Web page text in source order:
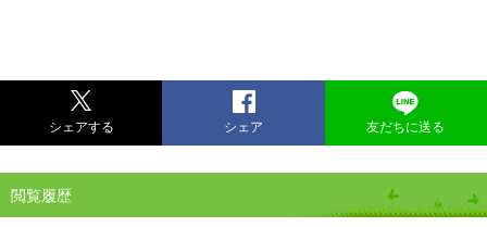
シェアする シェア 友だちに送る
閲覧履歴